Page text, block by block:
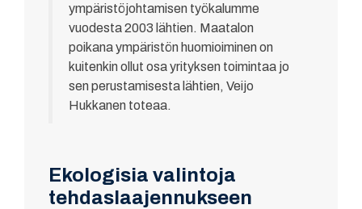
ympäristöjohtamisen työkalumme
vuodesta 2003 lähtien. Maatalon
poikana ympäristön huomioiminen on
kuitenkin ollut osa yrityksen toimintaa jo
sen perustamisesta lähtien, Veijo
Hukkanen toteaa.
Ekologisia valintoja
tehdaslaajennukseen